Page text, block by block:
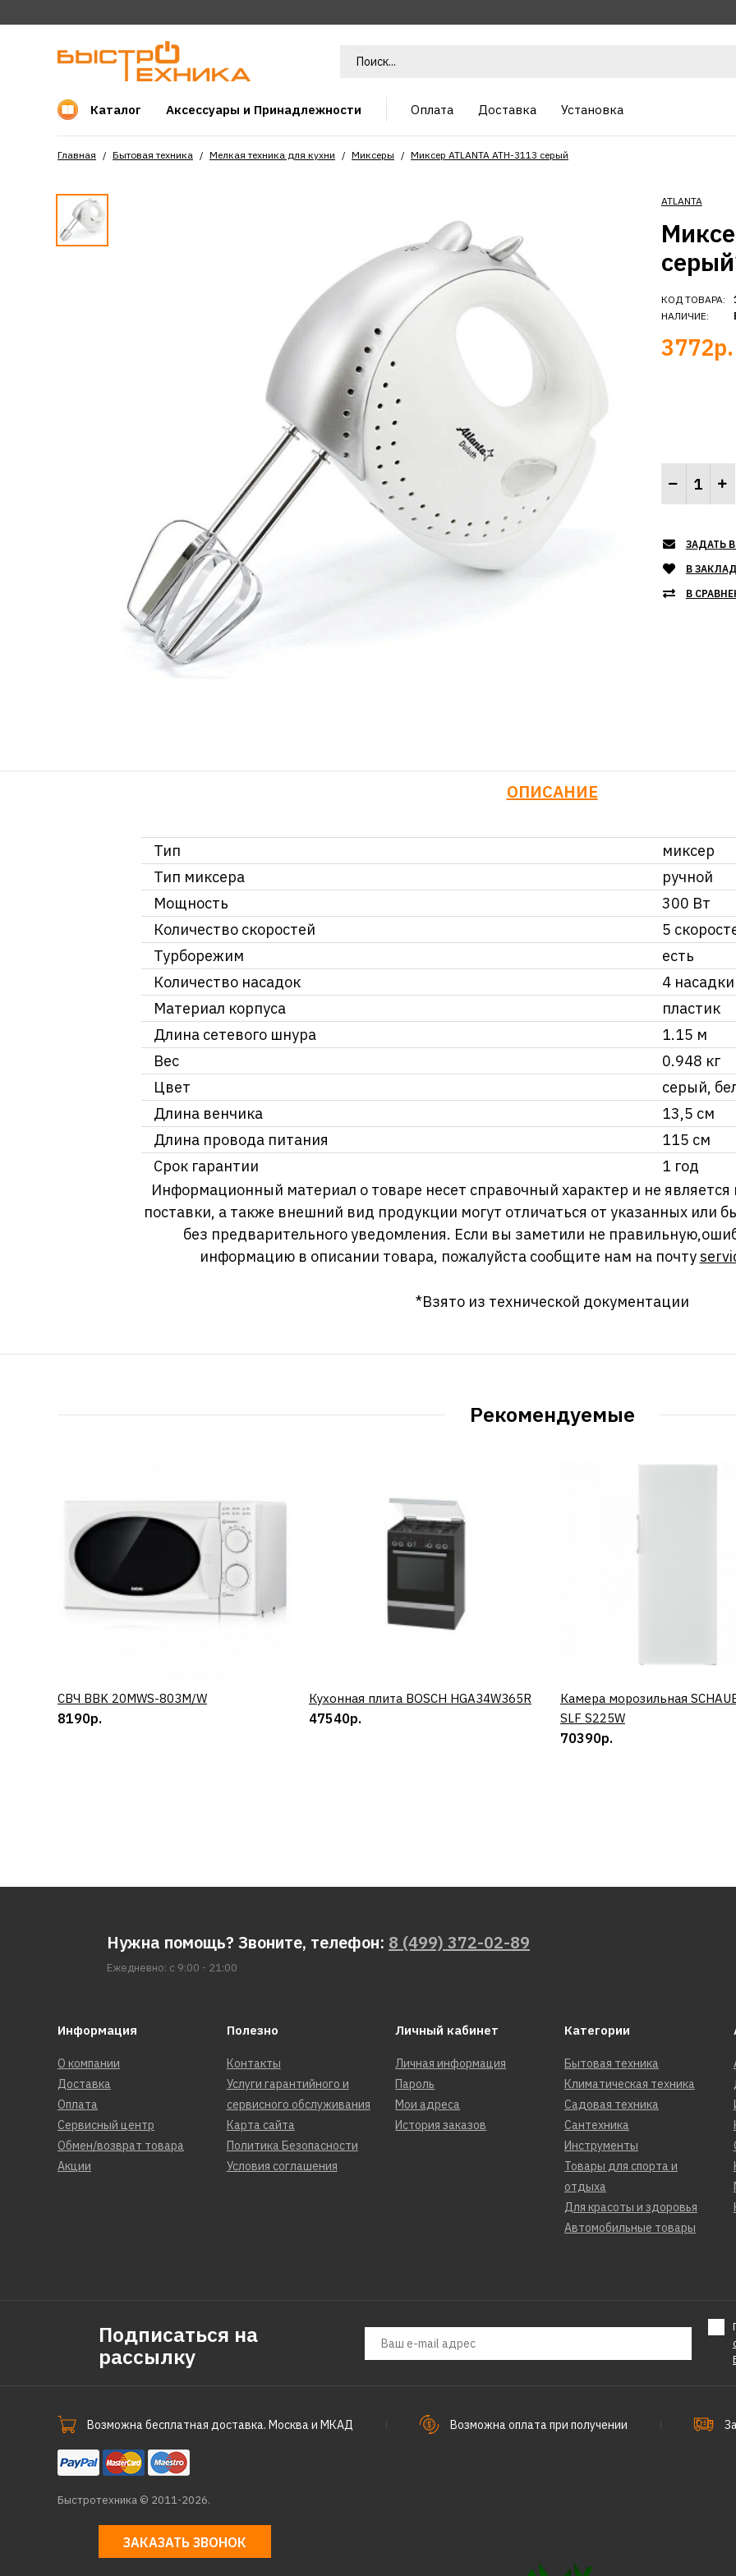
Каталог Аксессуары и Принадлежности Оплата Доставка Установка
Главная Бытовая техника Мелкая техника для кухни Миксеры Миксер ATLANTA ATH-3113 серый
ATLANTA
КОД ТОВАРА:
НАЛИЧИЕ:
3772р.
ЗАДАТЬ
В
В
ОПИСАНИЕ
Тип
миксер
Тип миксера
ручной
Мощность
300 Вт
Количество скоростей
5
Турборежим
есть
Количество насадок
4 насадки
Материал корпуса
пластик
Длина сетевого шнура
1.15 м
Вес
0.948 кг
Цвет
серый,
Длина венчика
13,5 см
Длина провода питания
115 см
Срок гарантии
1 год
Информационный материал о товаре несет справочный характер и не
поставки, а также внешний вид продукции могут отличаться от указанных или
без предварительного уведомления. Если вы заметили не
информацию в описании товара, пожалуйста сообщите нам на почту
*Взято из технической документации
Рекомендуемые
КУПИТЬ
СВЧ BBK 20MWS-803M/W
8190р.
КУПИТЬ
Кухонная плита BOSCH HGA34W365R
47540р.
КУПИТЬ
Камера морозильная
SLF S225W
70390р.
Нужна помощь? Звоните, телефон: 8 (499) 372-02-89
Ежедневно: с 9:00 - 21:00
Информация
О компании
Доставка
Оплата
Сервисный центр
Обмен/возврат товара
Акции
Полезно
Контакты
Услуги гарантийного и
сервисного обслуживания
Карта сайта
Политика Безопасности
Условия соглашения
Личный кабинет
Личная информация
Пароль
Мои адреса
История заказов
Категории
Бытовая техника
Климатическая техника
Садовая техника
Сантехника
Инструменты
Товары для спорта и
отдыха
Для красоты и здоровья
Автомобильные товары
Подписаться на
рассылку
Возможна бесплатная доставка. Москва и МКАД Возможна оплата при получении
Быстротехника © 2011-2026.
ЗАКАЗАТЬ ЗВОНОК